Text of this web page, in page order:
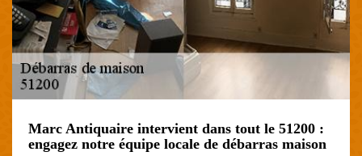
Marc Antiquaire intervient dans tout le 51200 :
engagez notre équipe locale de débarras maison